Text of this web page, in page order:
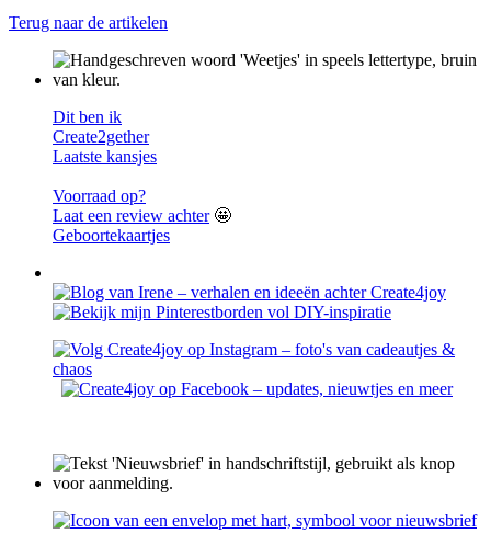
Terug naar de artikelen
Dit ben ik
Create2gether
Laatste kansjes
Voorraad op?
Laat een review achter🤩
Geboortekaartjes